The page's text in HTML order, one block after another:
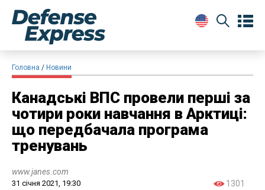
Головна Новини
Канадські ВПС провели перші за
чотири роки навчання в Арктиці:
що передбачала програма
тренувань
www.janes.com
31 січня 2021, 19:30 1301